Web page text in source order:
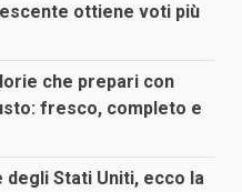
ottiene voti più
che prepari con
fresco, completo e
Stati Uniti, ecco la